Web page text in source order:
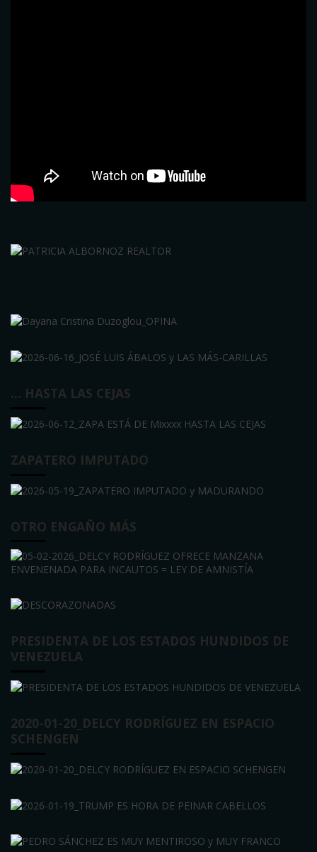
… HASTA LAS CEJAS
ZAPATERO IMPUTADO
OTRO ENGAÑO MÁS
PRESIDENTA DE LOS ESTADOS HUNDIDOS DE
VENEZUELA
2020-01-20_DELCY RODRÍGUEZ EN ESPACIO
SCHENGEN